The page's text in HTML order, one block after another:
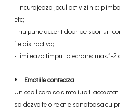
- incurajeaza jocul activ zilnic:
etc;
- nu pune accent doar pe sporturi
fie distractiva;
- limiteaza timpul la ecrane: max.1-2
Emotiile conteaza
Un copil care se simte iubit,
sa dezvolte o relatie sanatoasa cu